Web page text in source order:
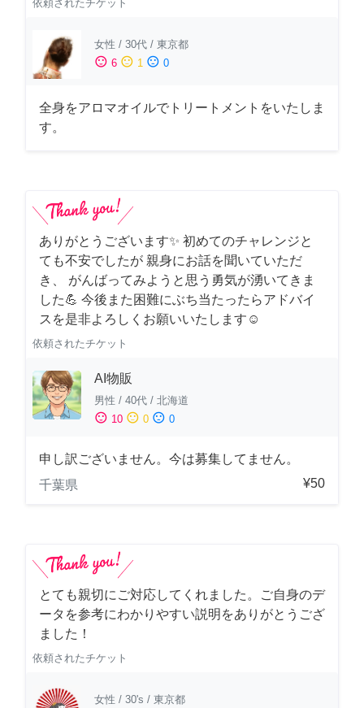
依頼されたチケット
女性 / 30代 / 東京都
sentiment_satisfied 6 sentiment_neutral 1 sentiment_dissatisfied 0
全身をアロマオイルでトリートメントをいたしま
す。
ありがとうございます✨ 初めてのチャレンジと
ても不安でしたが 親身にお話を聞いていただ
き、 がんばってみようと思う勇気が湧いてきま
した💪 今後また困難にぶち当たったらアドバイ
スを是非よろしくお願いいたします☺️
依頼されたチケット
AI物販
男性 / 40代 / 北海道
sentiment_satisfied 10 sentiment_neutral 0 sentiment_dissatisfied 0
申し訳ございません。今は募集してません。
千葉県
¥50
とても親切にご対応してくれました。ご自身のデ
ータを参考にわかりやすい説明をありがとうござ
ました！
依頼されたチケット
女性 / 30's / 東京都